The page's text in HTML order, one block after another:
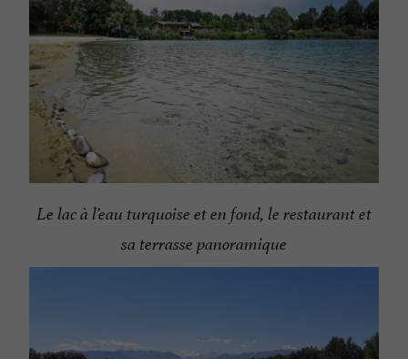
Le lac à l’eau turquoise et en fond, le restaurant et
sa terrasse panoramique